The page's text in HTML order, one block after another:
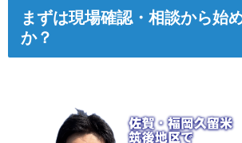
まずは現場確認・相談から始
か？